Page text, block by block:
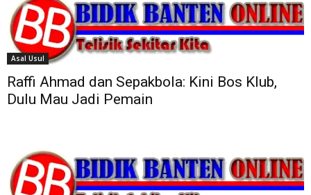
Asal Usul
Raffi Ahmad dan Sepakbola: Kini Bos Klub,
Dulu Mau Jadi Pemain